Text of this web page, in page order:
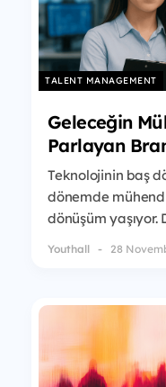
TALENT MANAGEMENT
Geleceğin
Parlayan
Teknolojinin baş
dönemde
dönüşüm yaşıyor.
Youthall 28